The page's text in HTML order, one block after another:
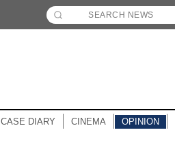
CASE DIARY CINEMA OPINION